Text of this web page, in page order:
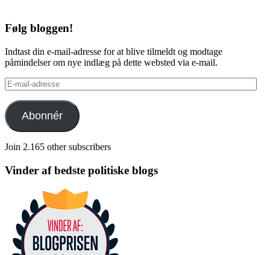
Følg bloggen!
Indtast din e-mail-adresse for at blive tilmeldt og modtage
påmindelser om nye indlæg på dette websted via e-mail.
E-
mail-
adresse
Abonnér
Join 2.165 other subscribers
Vinder af bedste politiske blogs